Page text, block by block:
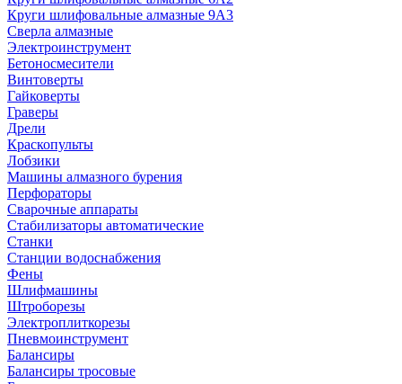
Круги шлифовальные алмазные 9А3
Сверла алмазные
Электроинструмент
Бетоносмесители
Винтоверты
Гайковерты
Граверы
Дрели
Краскопульты
Лобзики
Машины алмазного бурения
Перфораторы
Сварочные аппараты
Стабилизаторы автоматические
Станки
Станции водоснабжения
Фены
Шлифмашины
Штроборезы
Электроплиткорезы
Пневмоинструмент
Балансиры
Балансиры тросовые